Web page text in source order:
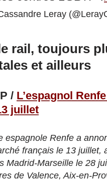
Leray
rail, toujours
et ailleurs
/ L’espagnol
juillet
espagnole Renfe a
français le 13 juillet,
Madrid-Marseille le 28
de Valence, Aix-en-